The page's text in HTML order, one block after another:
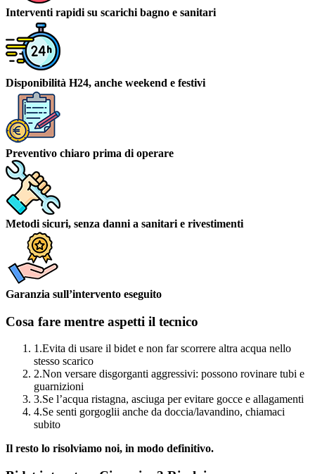
Interventi rapidi su scarichi bagno e sanitari
Disponibilità H24, anche weekend e festivi
Preventivo chiaro prima di operare
Metodi sicuri, senza danni a sanitari e rivestimenti
Garanzia sull’intervento eseguito
Cosa fare mentre aspetti il tecnico
1.Evita di usare il bidet e non far scorrere altra acqua nello
stesso scarico
2.Non versare disgorganti aggressivi: possono rovinare tubi e
guarnizioni
3.Se l’acqua ristagna, asciuga per evitare gocce e allagamenti
4.Se senti gorgoglii anche da doccia/lavandino, chiamaci
subito
Il resto lo risolviamo noi, in modo definitivo.